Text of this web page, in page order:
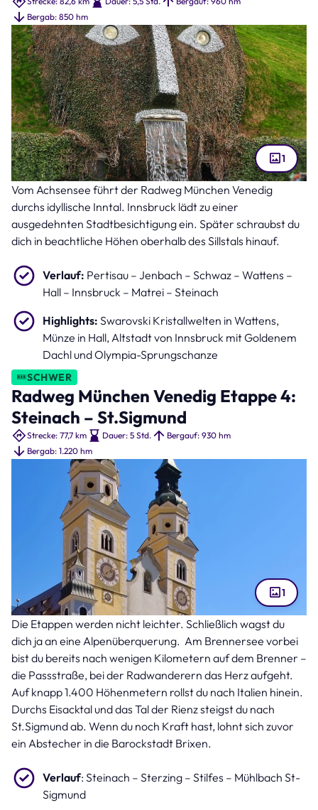
Bergab: 850 hm
Swarovski Kristallwelten in Wattens (Bild: Gargi – stock.adobe.com )
1
Vom Achsensee führt der Radweg München Venedig
durchs idyllische Inntal. Innsbruck lädt zu einer
ausgedehnten Stadtbesichtigung ein. Später schraubst du
dich in beachtliche Höhen oberhalb des Sillstals hinauf.
Verlauf: Pertisau – Jenbach – Schwaz – Wattens –
Hall – Innsbruck – Matrei – Steinach
Highlights: Swarovski Kristallwelten in Wattens,
Münze in Hall, Altstadt von Innsbruck mit Goldenem
Dachl und Olympia-Sprungschanze
SCHWER
Radweg München Venedig Etappe 4:
Steinach – St.Sigmund
Strecke: 77,7 km Dauer: 5 Std.
Bergauf: 930 hm
Bergab: 1.220 hm
Bischofsstadt Brixen (Bild: LianeM – stock.adobe.com )
1
Die Etappen werden nicht leichter. Schließlich wagst du
dich ja an eine Alpenüberquerung. Am Brennersee vorbei
bist du bereits nach wenigen Kilometern auf dem Brenner –
die Passstraße, bei der Radwanderern das Herz aufgeht.
Auf knapp 1.400 Höhenmetern rollst du nach Italien hinein.
Durchs Eisacktal und das Tal der Rienz steigst du nach
St.Sigmund ab. Wenn du noch Kraft hast, lohnt sich zuvor
ein Abstecher in die Barockstadt Brixen.
Verlauf: Steinach – Sterzing – Stilfes – Mühlbach St-
Sigmund